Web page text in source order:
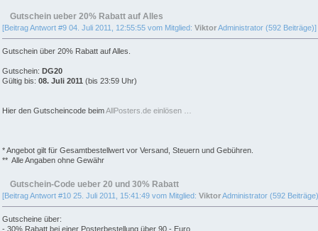
Gutschein ueber 20% Rabatt auf Alles
[Beitrag Antwort #9 04. Juli 2011, 12:55:55 vom Mitglied: ViktorAdministrator (592 Beiträge)]
Gutschein über 20% Rabatt auf Alles.
Gutschein: DG20
Gültig bis: 08. Juli 2011 (bis 23:59 Uhr)
Hier den Gutscheincode beimAllPosters.de einlösen …
* Angebot gilt für Gesamtbestellwert vor Versand, Steuern und Gebühren.
** Alle Angaben ohne Gewähr
Gutschein-Code ueber 20 und 30% Rabatt
[Beitrag Antwort #10 25. Juli 2011, 15:41:49 vom Mitglied: ViktorAdministrator (592
Gutscheine über:
- 30% Rabatt bei einer Posterbestellung über 90,- Euro